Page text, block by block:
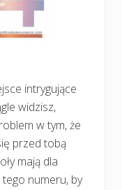
intrygujące
widzisz,
w tym, że
przed tobą
mają dla
numeru, by